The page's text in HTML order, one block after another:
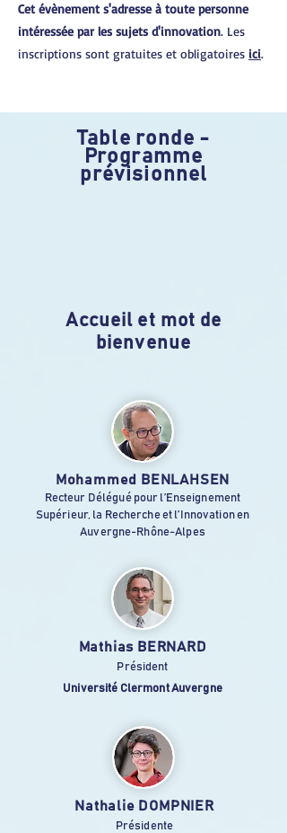
Cet évènement s'adresse à toute personne
intéressée par les sujets d'innovation. Les
inscriptions sont gratuites et obligatoires ici.
Table ronde -
Programme
prévisionnel
Accueil et mot de
bienvenue
Mathias BERNARD
Président
Université Clermont Auvergne
Nathalie DOMPNIER
Présidente
Mohammed BENLAHSEN
Recteur Délégué pour l’Enseignement
Supérieur, la Recherche et l’Innovation en
Auvergne-Rhône-Alpes